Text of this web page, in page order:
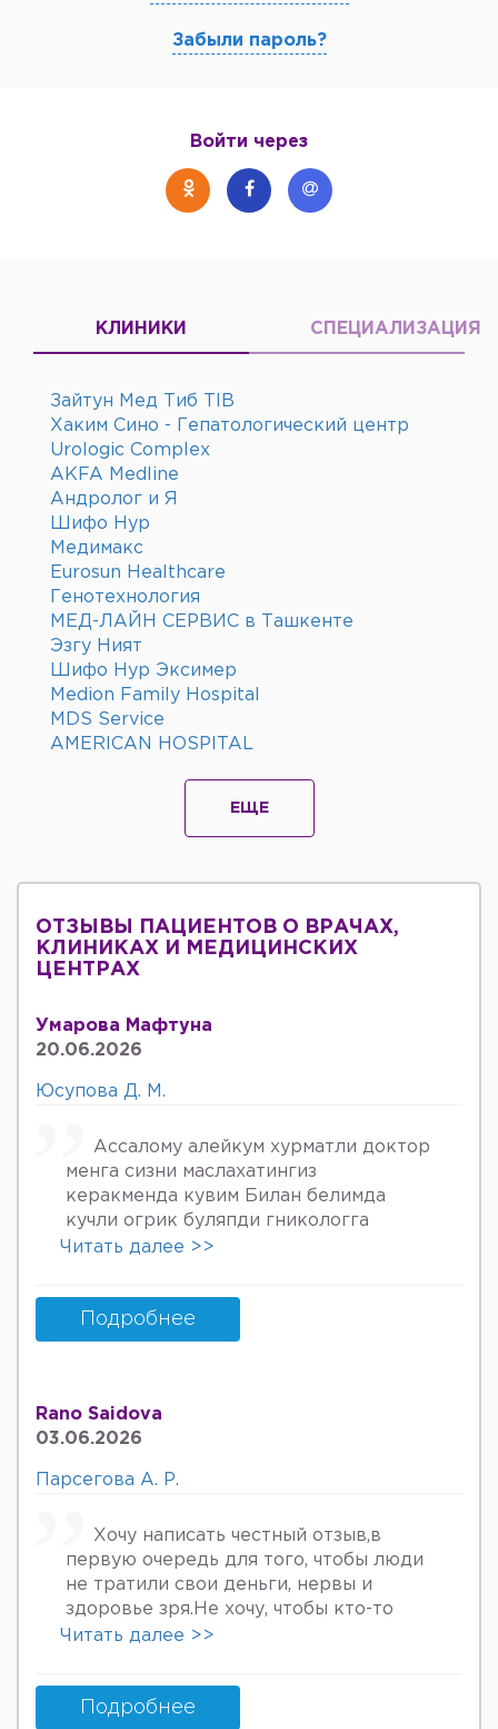
Забыли пароль?
Войти через
КЛИНИКИ СПЕЦИАЛИЗАЦИЯ
Зайтун Мед Тиб TIB
Хаким Сино - Гепатологический центр
Urologic Complex
AKFA Medline
Андролог и Я
Шифо Нур
Медимакс
Eurosun Healthcare
Генотехнология
МЕД-ЛАЙН СЕРВИС в Ташкенте
Эзгу Ният
Шифо Нур Эксимер
Medion Family Hospital
MDS Service
AMERICAN HOSPITAL
ЕЩЕ
ОТЗЫВЫ ПАЦИЕНТОВ О ВРАЧАХ,
КЛИНИКАХ И МЕДИЦИНСКИХ
ЦЕНТРАХ
Умарова Мафтуна
20.06.2026
Юсупова Д. М.
Ассалому алейкум хурматли доктор
менга сизни маслахатингиз
керакменда кувим Билан белимда
кучли огрик буляпди гникологга
онкологов уролога хирурга учрадим
куйдирдик лекин фойдаси булмаяпди
охири вирус бормикин деган фикрга
келяпман шунинг учун хатто
Беринг 34га кирдим 3та фарзанди бор
хурмат Билан Мафтуна
Читать далее >>
Подробнее
Rano Saidova
03.06.2026
Парсегова А. Р.
Хочу написать честный отзыв,в
первую очередь для того, чтобы люди
не тратили свои деньги, нервы и
здоровье зря.Не хочу, чтобы кто-то
пережил то, что пережила я. Врач
врачебной этике и нормальном
человеческом отношении к людям.
Читать далее >>
Подробнее